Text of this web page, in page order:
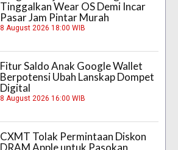
Tinggalkan Wear OS Demi Incar
Pasar Jam Pintar Murah
8 August 2026 18:00 WIB
Fitur Saldo Anak Google Wallet
Berpotensi Ubah Lanskap Dompet
Digital
8 August 2026 16:00 WIB
CXMT Tolak Permintaan Diskon